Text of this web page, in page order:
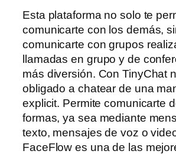
Esta plataforma no solo te
comunicarte con los demás,
comunicarte con grupos
llamadas en grupo y de
más diversión. Con TinyChat
obligado a chatear de una
explicit. Permite comunicarte
formas, ya sea mediante
texto, mensajes de voz o
FaceFlow es una de las